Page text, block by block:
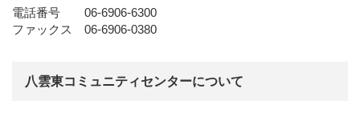
電話番号 06-6906-6300
ファックス 06-6906-0380
八雲東コミュニティセンターについて